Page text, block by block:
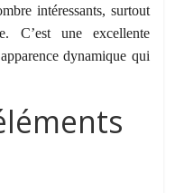
intéressants, surtout
C’est une excellente
dynamique qui